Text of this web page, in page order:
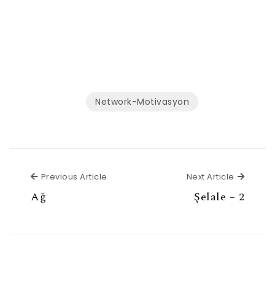
Network-Motivasyon
Previous Article
Ağ
Next Article Next
Şelale – 2